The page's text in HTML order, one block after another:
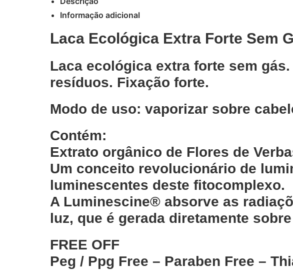
Informação adicional
Laca Ecológica Extra Forte Sem
Laca ecológica extra forte sem
resíduos. Fixação forte.
Modo de uso: vaporizar sobre
Contém:
Extrato orgânico de Flores de
Um conceito revolucionário de
luminescentes deste fitocomplexo.
A Luminescine® absorve as
luz, que é gerada diretamente
FREE OFF
Peg / Ppg Free – Paraben Free –